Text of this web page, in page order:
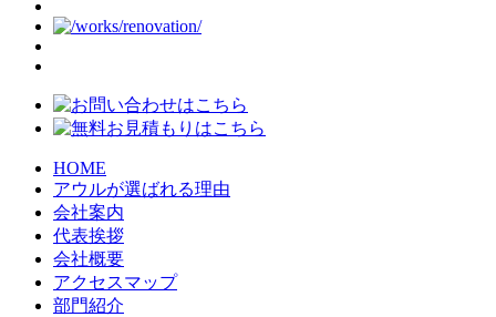
HOME
アウルが選ばれる理由
会社案内
代表挨拶
会社概要
アクセスマップ
部門紹介